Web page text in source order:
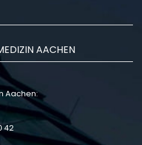
AACHEN
Aachen:
42